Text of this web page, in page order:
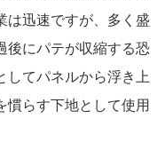
は迅速ですが、多く盛
後にパテが収縮する恐
してパネルから浮き上
慣らす下地として使用